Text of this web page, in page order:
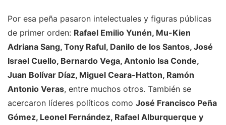
Por esa peña pasaron intelectuales y figuras públicas
de primer orden: Rafael Emilio Yunén, Mu-Kien
Adriana Sang, Tony Raful, Danilo de los Santos, José
Israel Cuello, Bernardo Vega, Antonio Isa Conde,
Juan Bolívar Díaz, Miguel Ceara-Hatton, Ramón
Antonio Veras, entre muchos otros. También se
acercaron líderes políticos como José Francisco Peña
Gómez, Leonel Fernández, Rafael Alburquerque y